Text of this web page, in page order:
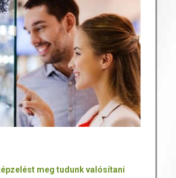
meg tudunk valósítani